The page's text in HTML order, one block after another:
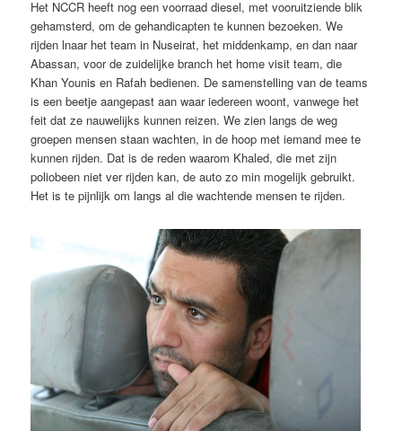
Het NCCR heeft nog een voorraad diesel, met vooruitziende blik
gehamsterd, om de gehandicapten te kunnen bezoeken. We
rijden lnaar het team in Nuseirat, het middenkamp, en dan naar
Abassan, voor de zuidelijke branch het home visit team, die
Khan Younis en Rafah bedienen. De samenstelling van de teams
is een beetje aangepast aan waar iedereen woont, vanwege het
feit dat ze nauwelijks kunnen reizen. We zien langs de weg
groepen mensen staan wachten, in de hoop met iemand mee te
kunnen rijden. Dat is de reden waarom Khaled, die met zijn
poliobeen niet ver rijden kan, de auto zo min mogelijk gebruikt.
Het is te pijnlijk om langs al die wachtende mensen te rijden.